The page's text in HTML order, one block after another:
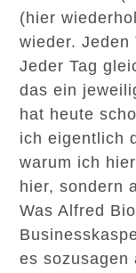
(hier
wieder. Jeden
Jeder Tag
das ein
hat heute
ich eigentlich
warum ich
hier, sondern
Was Alfred
es sozusagen